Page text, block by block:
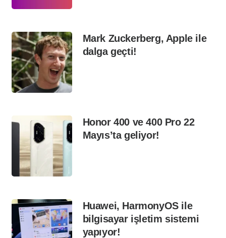
Mark Zuckerberg, Apple ile
dalga geçti!
Honor 400 ve 400 Pro 22
Mayıs’ta geliyor!
Huawei, HarmonyOS ile
bilgisayar işletim sistemi
yapıyor!